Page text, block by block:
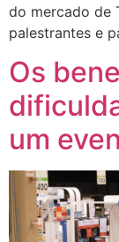
do mercado de
palestrantes e
Os
um